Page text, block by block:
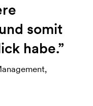
somit
habe.”